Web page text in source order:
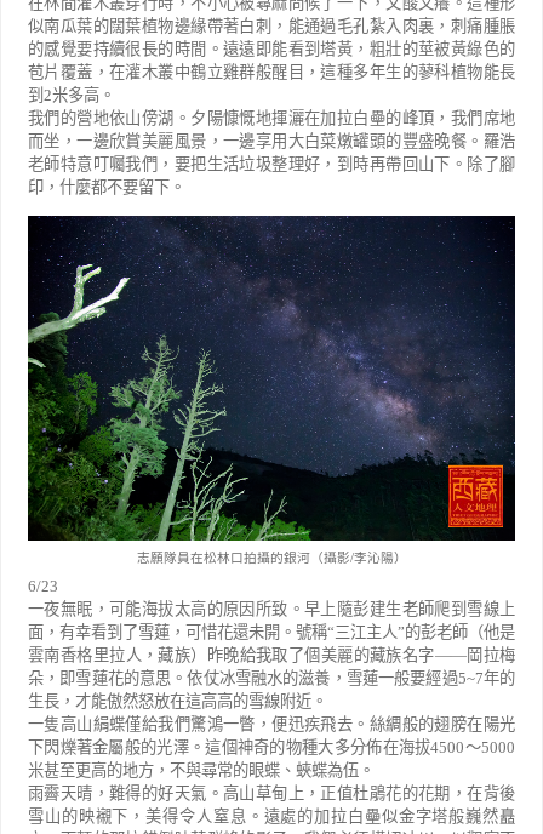
似南瓜葉的闊葉植物邊緣帶著白刺，能通過毛孔紮入肉裏，刺痛腫脹
的感覺要持續很長的時間。遠遠即能看到塔黃，粗壯的莖被黃綠色的
苞片覆蓋，在灌木叢中鶴立雞群般醒目，這種多年生的蓼科植物能長
到 2米多高。
我們的營地依山傍湖。夕陽慷慨地揮灑在加拉白壘的峰頂，我們席地
而坐，一邊欣賞美麗風景，一邊享用大白菜燉罐頭的豐盛晚餐。羅浩
老師特意叮囑我們，要把生活垃圾整理好，到時再帶回山下。除了腳
印，什麼都不要留下。
志願隊員在松林口拍攝的銀河（攝影/李沁陽）
6/23
一夜無眠，可能海拔太高的原因所致。早上隨彭建生老師爬到雪線上
面，有幸看到了雪蓮，可惜花還未開。號稱“三江主人”的彭老師（他是
雲南香格里拉人，藏族）昨晚給我取了個美麗的藏族名字——岡拉梅
朵，即雪蓮花的意思。依仗冰雪融水的滋養，雪蓮一般要經過5~7年的
生長，才能傲然怒放在這高高的雪線附近。
一隻高山絹蝶僅給我們驚鴻一瞥，便迅疾飛去。絲綢般的翅膀在陽光
下閃爍著金屬般的光澤。這個神奇的物種大多分佈在海拔4500～5000
米甚至更高的地方，不與尋常的眼蝶、蛺蝶為伍。
雨霽天晴，難得的好天氣。高山草甸上，正值杜鵑花的花期，在背後
雪山的映襯下，美得令人窒息。遠處的加拉白壘似金字塔般巍然矗